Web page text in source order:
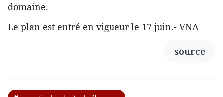
domaine.
Le plan est entré en vigueur le 17 juin.- VNA
source